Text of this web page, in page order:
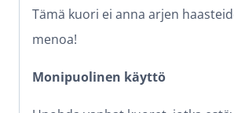
Tämä kuori ei anna arjen
menoa!
Monipuolinen käyttö